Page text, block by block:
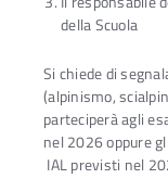
della Scuola
Si chiede di
(alpinismo,
parteciperà agli
nel 2026 oppure
IAL previsti nel